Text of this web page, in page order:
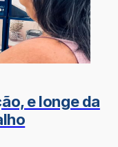
e longe da